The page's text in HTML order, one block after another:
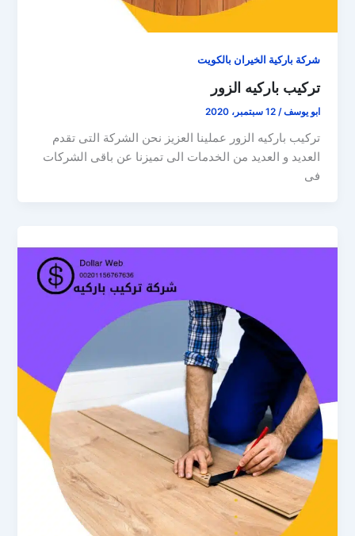
شركة باركية الخيران بالكويت
تركيب باركيه الزور
ابو يوسف/12 سبتمبر، 2020
تركيب باركيه الزور عملينا العزيز نحن الشركة التى تقدم
العديد و العديد من الخدمات الى تميزنا عن باقى الشركات
فى